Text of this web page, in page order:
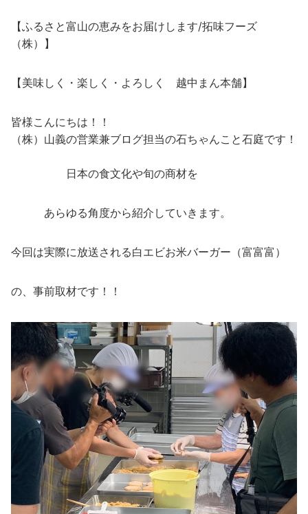
【ふるさと富山の恵みをお届けします/拓味フーズ
（株）】
【美味しく・楽しく・よろしく 越中まん本舗】
皆様こんにちは！！
（株）山義の営業兼ブログ担当の石ちゃんこと石庭です！
日本の食文化や旬の商材を
あらゆる角度から紹介していきます。
今回は実際に放送される白エビお米バーガー（富富富）
の、事前取材です！！